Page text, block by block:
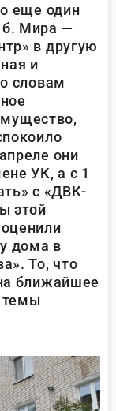
еще один
Мира —
в другую
и
словам
они
УК, а с 1
с «ДВК-
этой
дома в
То, что
ближайшее
темы